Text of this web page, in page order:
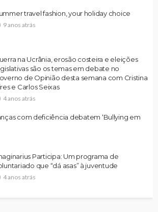
travel fashion, your holiday choice
9 anos atrás
na Ucrânia, erosão costeira e eleições
são os temas em debate no
de Opinião desta semana com Cristina
e Carlos Seixas
4 anos atrás
com deficiência debatem ‘Bullying em
Participa: Um programa de
que “dá asas” à juventude
4 anos atrás